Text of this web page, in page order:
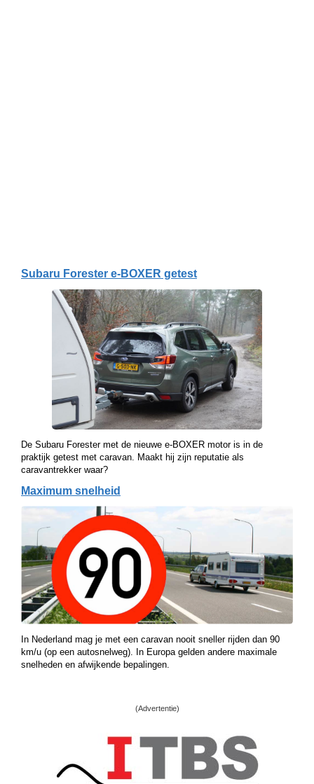
Subaru Forester e-BOXER getest
De Subaru Forester met de nieuwe e-BOXER motor is in de
praktijk getest met caravan. Maakt hij zijn reputatie als
caravantrekker waar?
Maximum snelheid
In Nederland mag je met een caravan nooit sneller rijden dan 90
km/u (op een autosnelweg). In Europa gelden andere maximale
snelheden en afwijkende bepalingen.
(Advertentie)